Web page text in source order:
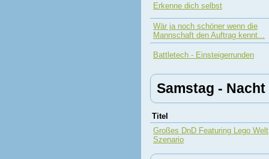
Erkenne dich selbst
Wär ja noch schöner wenn die
Mannschaft den Auftrag kennt...
Battletech - Einsteigerrunden
Samstag - Nacht
Titel
Großes DnD Featuring Lego Welt
Szenario